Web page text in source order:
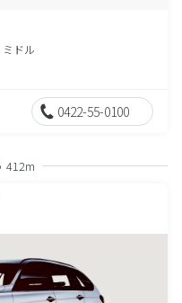
ドル
0422-55-0100
412m